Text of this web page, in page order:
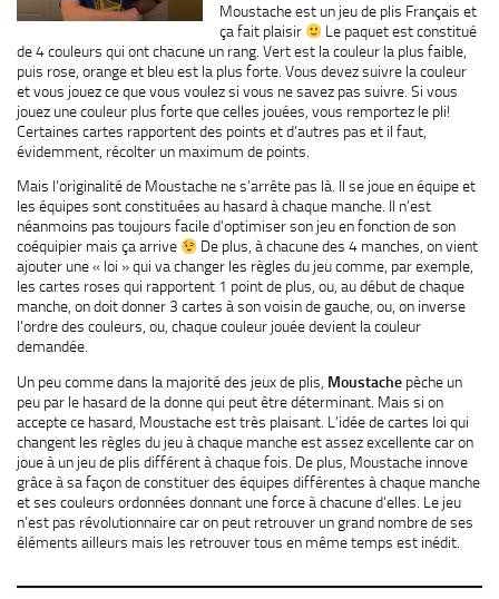
Moustache est un jeu de plis Français et
ça fait plaisir
Le paquet est constitué
de 4 couleurs qui ont chacune un rang. Vert est la couleur la plus faible,
puis rose, orange et bleu est la plus forte. Vous devez suivre la couleur
et vous jouez ce que vous voulez si vous ne savez pas suivre. Si vous
jouez une couleur plus forte que celles jouées, vous remportez le pli!
Certaines cartes rapportent des points et d’autres pas et il faut,
évidemment, récolter un maximum de points.
Mais l’originalité de Moustache ne s’arrête pas là. Il se joue en équipe et
les équipes sont constituées au hasard à chaque manche. Il n’est
néanmoins pas toujours facile d’optimiser son jeu en fonction de son
coéquipier mais ça arrive
De plus, à chacune des 4 manches, on vient
ajouter une « loi » qui va changer les règles du jeu comme, par exemple,
les cartes roses qui rapportent 1 point de plus, ou, au début de chaque
manche, on doit donner 3 cartes à son voisin de gauche, ou, on inverse
l’ordre des couleurs, ou, chaque couleur jouée devient la couleur
demandée.
Un peu comme dans la majorité des jeux de plis, Moustache pèche un
peu par le hasard de la donne qui peut être déterminant. Mais si on
accepte ce hasard, Moustache est très plaisant. L’idée de cartes loi qui
changent les règles du jeu à chaque manche est assez excellente car on
joue à un jeu de plis différent à chaque fois. De plus, Moustache innove
grâce à sa façon de constituer des équipes différentes à chaque manche
et ses couleurs ordonnées donnant une force à chacune d’elles. Le jeu
n’est pas révolutionnaire car on peut retrouver un grand nombre de ses
éléments ailleurs mais les retrouver tous en même temps est inédit.